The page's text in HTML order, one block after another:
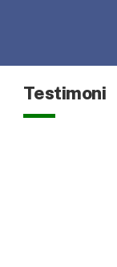
Testimoni